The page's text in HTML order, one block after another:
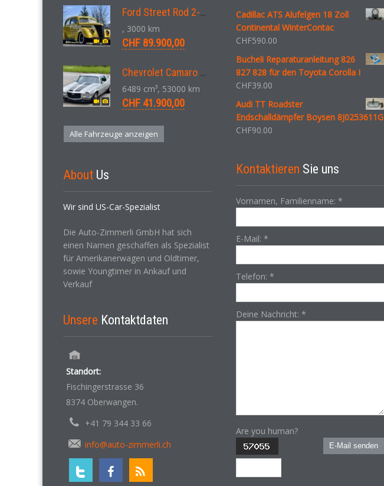
Ford Street Rod 2-Door V8 Aut. 1937
, 3000 km
CHF 89.900,00
Chevrolet Camaro SS 396 LS3 Coupe Aut. 1971
6489 cm³, 53000 km
CHF 41.900,00
Alle Fahrzeuge anzeigen
About Us
Wir sind US-Car-Spezialist
Die Auto-Zimmerli GmbH hat sich
einen Namen geschaffen als Spezialist
für Amerikanerwagen und Oldtimer,
sowie Youngtimer in Ankauf und
Verkauf
Unsere Kontaktdaten
Standort:
Fischingerstrasse 36
8374 Oberwangen.
+41 79 344 33 66
info@auto-zimmerli.ch
Cadillac ATS Alufelgen 18 Zoll
Continental WinterContac
CHF590.00
Bucheli Reparaturanleitung 826
827 828 für den Toyota Corolla I
CHF39.00
Audi TT Roadster
Endschalldämpfer Boysen 8J0253611G
CHF90.00
Kontaktieren Sie uns
Vornamen, Familienname: *
E-Mail: *
Telefon: *
Deine Nachricht: *
Are you human?
E-Mail senden